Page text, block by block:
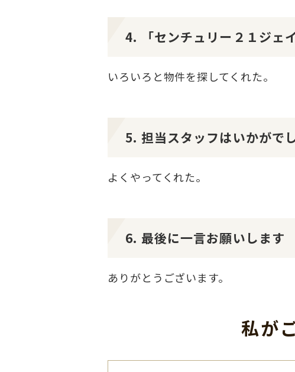
4. 「センチュリー２１ジェ
いろいろと物件を探してくれた。
5. 担当スタッフはいかがで
よくやってくれた。
6. 最後に一言お願いします
ありがとうございます。
私が